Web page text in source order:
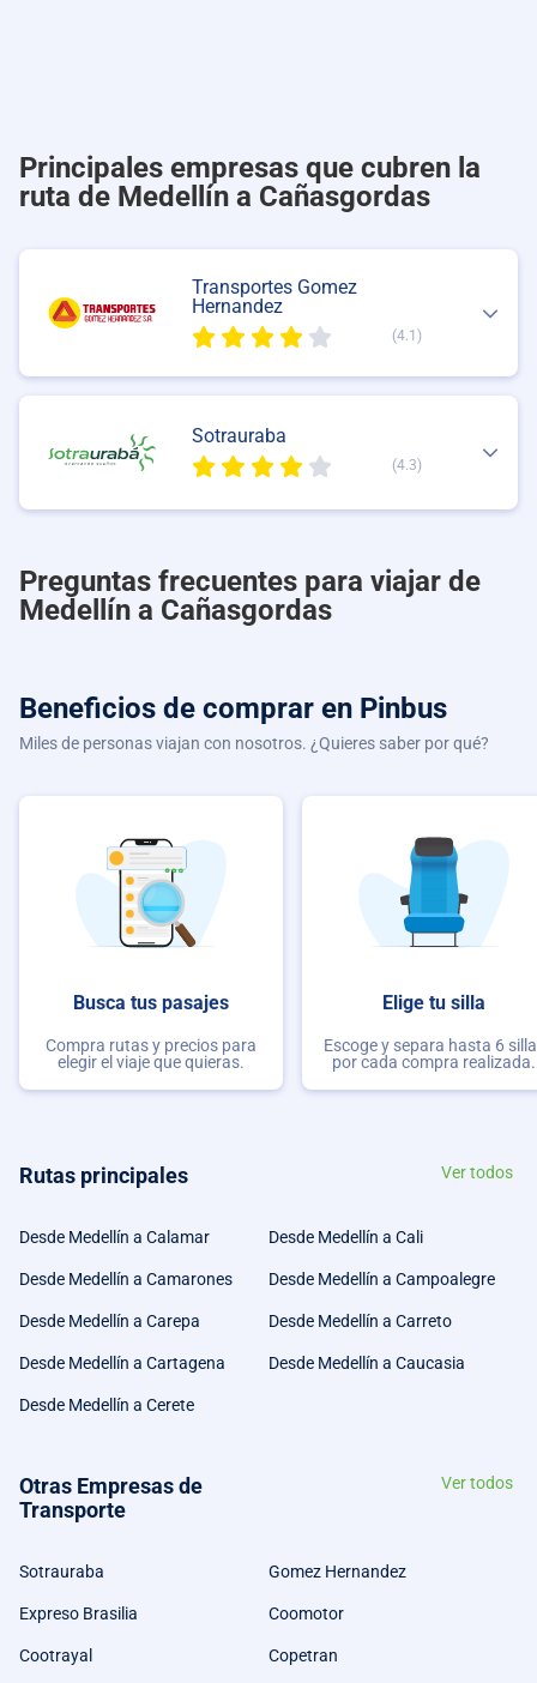
Principales empresas que cubren la
ruta de Medellín a Cañasgordas
Transportes Gomez
Hernandez
(4.1)
Sotrauraba
(4.3)
Preguntas frecuentes para viajar de
Medellín a Cañasgordas
Beneficios de comprar en Pinbus
Miles de personas viajan con nosotros. ¿Quieres saber por qué?
Busca tus pasajes
Compra rutas y precios para
elegir el viaje que quieras.
Elige tu silla
Escoge y separa hasta 6
por cada compra realizada.
Rutas principales Ver todos
Desde Medellín a Calamar Desde Medellín a Cali
Desde Medellín a Camarones Desde Medellín a Campoalegre
Desde Medellín a Carepa Desde Medellín a Carreto
Desde Medellín a Cartagena Desde Medellín a Caucasia
Desde Medellín a Cerete
Otras Empresas de
Transporte
Ver todos
Sotrauraba Gomez Hernandez
Expreso Brasilia Coomotor
Cootrayal Copetran